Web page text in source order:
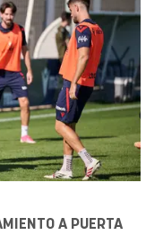
A PUERTA